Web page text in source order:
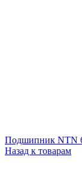
Подшипник NTN
Назад к товарам